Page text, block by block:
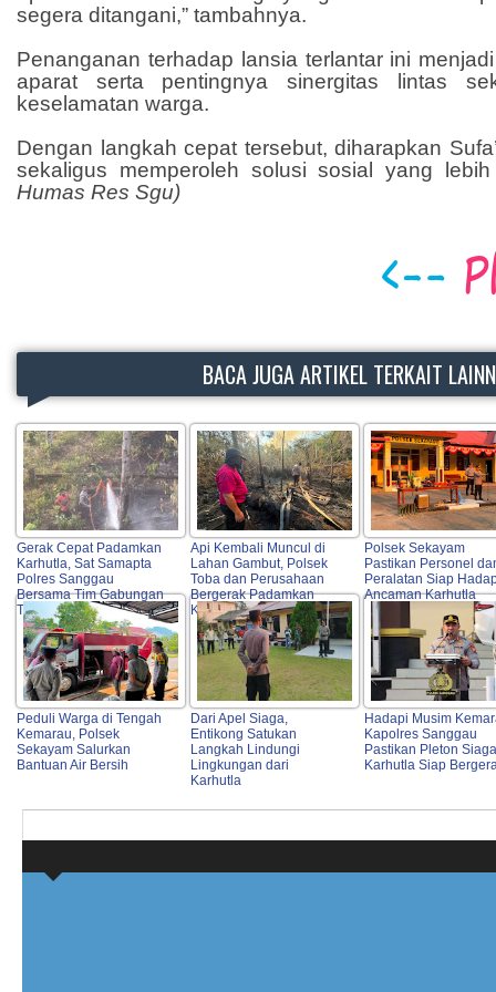
segera ditangani,” tambahnya.
Penanganan terhadap lansia terlantar ini
aparat serta pentingnya sinergitas lintas
keselamatan warga.
Dengan langkah cepat tersebut, diharapkan
sekaligus memperoleh solusi sosial yang lebih
Humas Res Sgu)
BACA JUGA ARTIKEL TERKAIT
Gerak Cepat Padamkan
Karhutla, Sat Samapta
Polres Sanggau
Bersama Tim Gabungan
Turun ke Lokasi
Api Kembali Muncul di
Lahan Gambut, Polsek
Toba dan Perusahaan
Bergerak Padamkan
Karhutla
Polsek Sekayam
Pastikan Personel
Peralatan Siap
Ancaman Karhutla
Peduli Warga di Tengah
Kemarau, Polsek
Sekayam Salurkan
Bantuan Air Bersih
Dari Apel Siaga,
Entikong Satukan
Langkah Lindungi
Lingkungan dari
Karhutla
Hadapi Musim
Kapolres Sanggau
Pastikan Pleton Siaga
Karhutla Siap